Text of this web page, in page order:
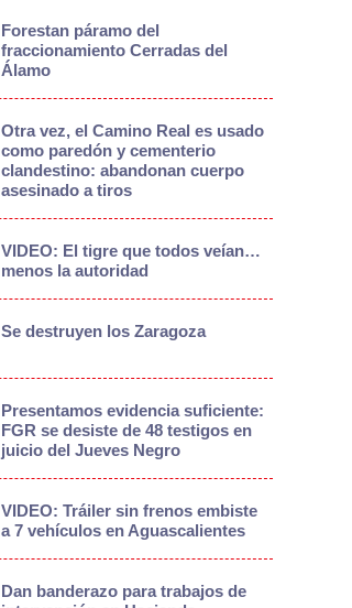
Forestan páramo del
fraccionamiento Cerradas del
Álamo
Otra vez, el Camino Real es usado
como paredón y cementerio
clandestino: abandonan cuerpo
asesinado a tiros
VIDEO: El tigre que todos veían…
menos la autoridad
Se destruyen los Zaragoza
Presentamos evidencia suficiente:
FGR se desiste de 48 testigos en
juicio del Jueves Negro
VIDEO: Tráiler sin frenos embiste
a 7 vehículos en Aguascalientes
Dan banderazo para trabajos de